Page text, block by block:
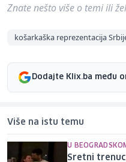
Znate nešto više o temi ili
košarkaška reprezentacija
Dodajte Klix.ba među
Više na istu temu
U
Sretni